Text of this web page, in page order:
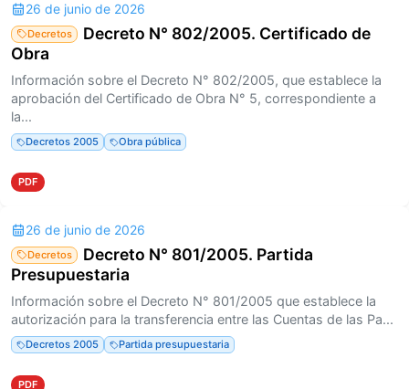
26 de junio de 2026
Decretos
Decreto N° 802/2005. Certificado de
Obra
Información sobre el Decreto N° 802/2005, que establece la
aprobación del Certificado de Obra N° 5, correspondiente a
la...
Decretos 2005 Obra pública
PDF
26 de junio de 2026
Decretos
Decreto N° 801/2005. Partida
Presupuestaria
Información sobre el Decreto N° 801/2005 que establece la
autorización para la transferencia entre las Cuentas de las Pa...
Decretos 2005 Partida presupuestaria
PDF